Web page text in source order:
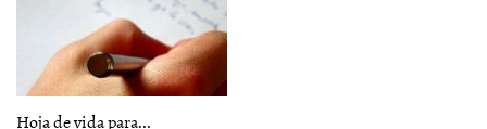
Hoja de vida para...